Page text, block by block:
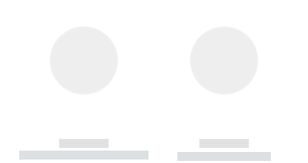
------------
----------- ----------- --------
------------
----------- -----------